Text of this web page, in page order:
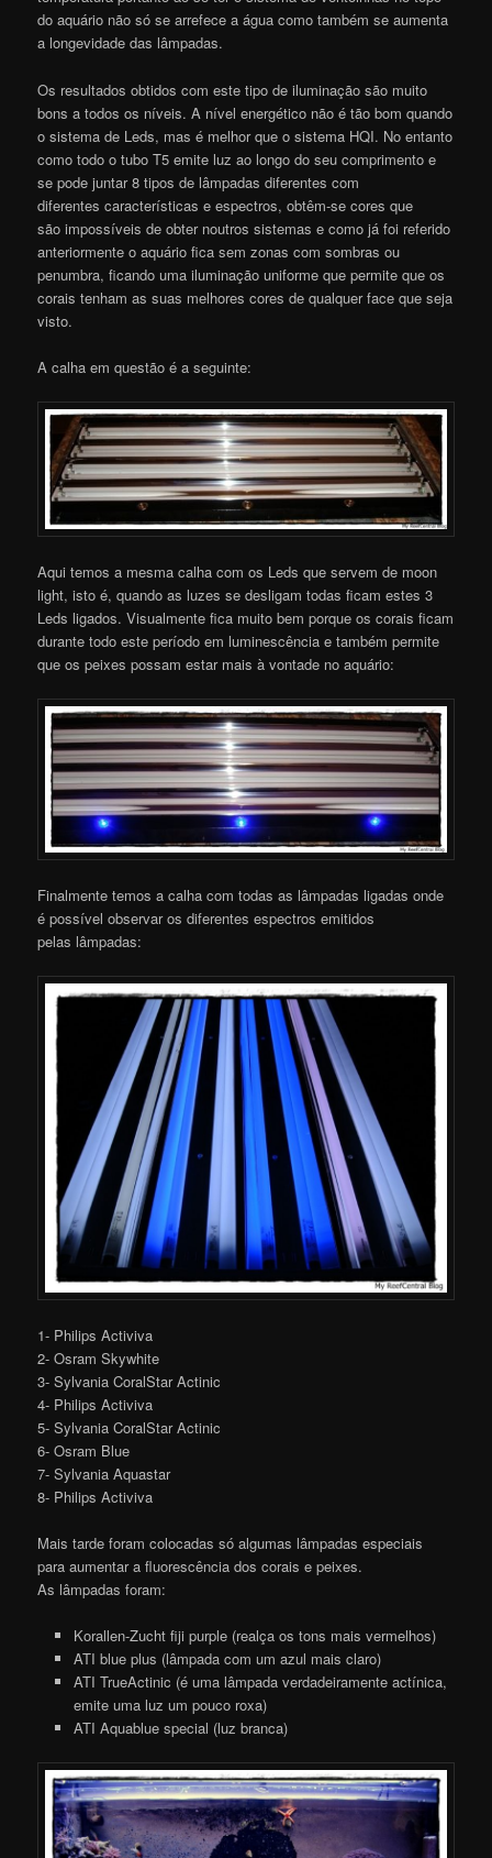
do aquário não só se arrefece a água como também se aumenta
a longevidade das lâmpadas.
Os resultados obtidos com este tipo de iluminação são muito
bons a todos os níveis. A nível energético não é tão bom quando
o sistema de Leds, mas é melhor que o sistema HQI. No entanto
como todo o tubo T5 emite luz ao longo do seu comprimento e
se pode juntar 8 tipos de lâmpadas diferentes com
diferentes características e espectros, obtêm-se cores que
são impossíveis de obter noutros sistemas e como já foi referido
anteriormente o aquário fica sem zonas com sombras ou
penumbra, ficando uma iluminação uniforme que permite que os
corais tenham as suas melhores cores de qualquer face que seja
visto.
A calha em questão é a seguinte:
Aqui temos a mesma calha com os Leds que servem de moon
light, isto é, quando as luzes se desligam todas ficam estes 3
Leds ligados. Visualmente fica muito bem porque os corais ficam
durante todo este período em luminescência e também permite
que os peixes possam estar mais à vontade no aquário:
Finalmente temos a calha com todas as lâmpadas ligadas onde
é possível observar os diferentes espectros emitidos
pelas lâmpadas:
1- Philips Activiva
2- Osram Skywhite
3- Sylvania CoralStar Actinic
4- Philips Activiva
5- Sylvania CoralStar Actinic
6- Osram Blue
7- Sylvania Aquastar
8- Philips Activiva
Mais tarde foram colocadas só algumas lâmpadas especiais
para aumentar a fluorescência dos corais e peixes.
As lâmpadas foram:
Korallen-Zucht fiji purple (realça os tons mais vermelhos)
ATI blue plus (lâmpada com um azul mais claro)
ATI TrueActinic (é uma lâmpada verdadeiramente actínica,
emite uma luz um pouco roxa)
ATI Aquablue special (luz branca)